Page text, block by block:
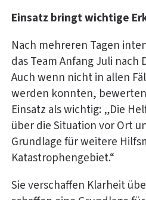
Einsatz bringt wichtige
Nach mehreren Tagen
das Team Anfang Juli nach
Auch wenn nicht in allen
werden konnten,
Einsatz als wichtig: „Die
über die Situation vor Ort
Grundlage für weitere
Katastrophengebiet.“
Sie verschaffen Klarheit